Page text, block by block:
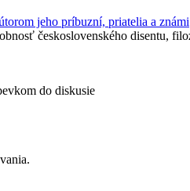
jeho príbuzní, priatelia a známi
československého disentu,
do diskusie